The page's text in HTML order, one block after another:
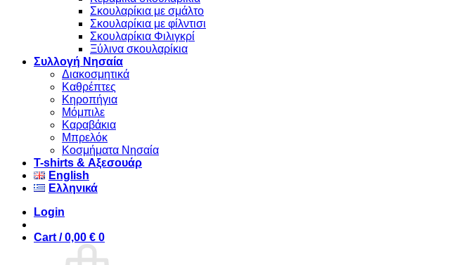
Σκουλαρίκια με σμάλτο
Σκουλαρίκια με φίλντισι
Σκουλαρίκια Φιλιγκρί
Ξύλινα σκουλαρίκια
Συλλογή Νησαία
Διακοσμητικά
Καθρέπτες
Κηροπήγια
Μόμπιλε
Καραβάκια
Μπρελόκ
Κοσμήματα Νησαία
Τ-shirts & Αξεσουάρ
English
Ελληνικά
Login
Cart /0,00 € 0